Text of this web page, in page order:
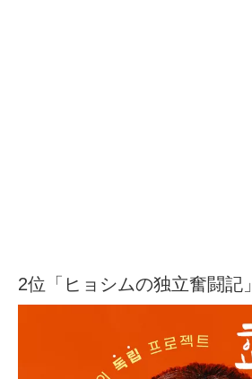
2位「ヒョシムの独立奮闘記」